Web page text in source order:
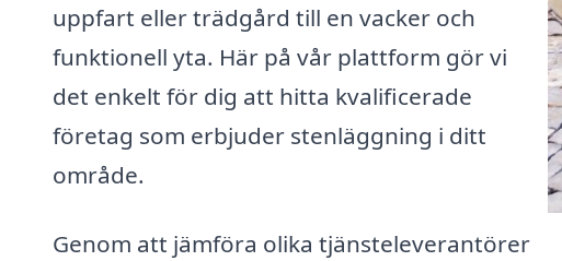
uppfart eller trädgård till en vacker och
funktionell yta. Här på vår plattform gör vi
det enkelt för dig att hitta kvalificerade
företag som erbjuder stenläggning i ditt
område.
Genom att jämföra olika tjänsteleverantörer